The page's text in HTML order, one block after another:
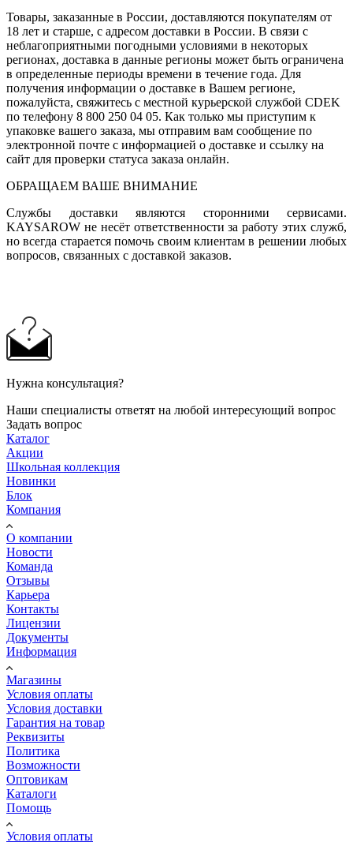
Товары, заказанные в России, доставляются покупателям от
18 лет и старше, с адресом доставки в России. В связи с
неблагоприятными погодными условиями в некоторых
регионах, доставка в данные регионы может быть ограничена
в определенные периоды времени в течение года. Для
получения информации о доставке в Вашем регионе,
пожалуйста, свяжитесь с местной курьерской службой CDEK
по телефону 8 800 250 04 05. Как только мы приступим к
упаковке вашего заказа, мы отправим вам сообщение по
электронной почте с информацией о доставке и ссылку на
сайт для проверки статуса заказа онлайн.
ОБРАЩАЕМ ВАШЕ ВНИМАНИЕ
Службы доставки являются сторонними сервисами.
KAYSAROW не несёт ответственности за работу этих служб,
но всегда старается помочь своим клиентам в решении любых
вопросов, связанных с доставкой заказов.
Нужна консультация?
Наши специалисты ответят на любой интересующий вопрос
Задать вопрос
Каталог
Акции
Школьная коллекция
Новинки
Блок
Компания
О компании
Новости
Команда
Отзывы
Карьера
Контакты
Лицензии
Документы
Информация
Магазины
Условия оплаты
Условия доставки
Гарантия на товар
Реквизиты
Политика
Возможности
Оптовикам
Каталоги
Помощь
Условия оплаты